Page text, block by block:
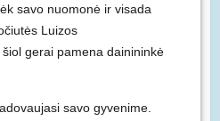
savo nuomonė ir visada
Luizos
gerai pamena dainininkė
savo gyvenime.